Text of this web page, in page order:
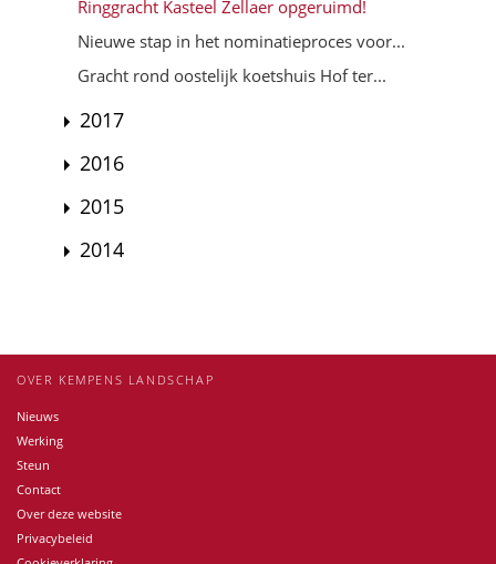
Ringgracht Kasteel Zellaer opgeruimd!
Nieuwe stap in het nominatieproces voor...
Gracht rond oostelijk koetshuis Hof ter...
2017
2016
2015
2014
OVER KEMPENS LANDSCHAP
Nieuws
Werking
Steun
Contact
Over deze website
Privacybeleid